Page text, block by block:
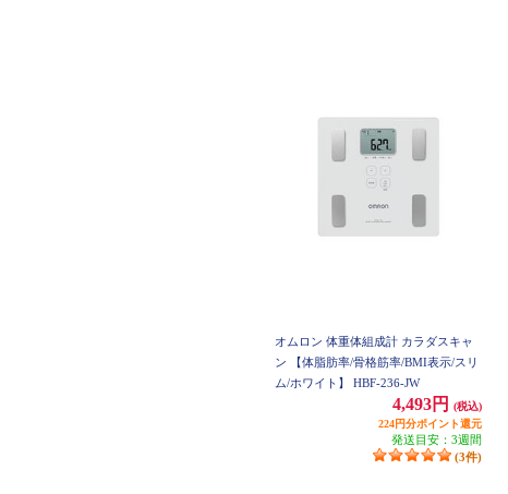
オムロン 体重体組成計 カラダスキャ
ン 【体脂肪率/骨格筋率/BMI表示/スリ
ム/ホワイト】 HBF-236-JW
4,493円
(税込)
224円分ポイント還元
発送目安：3週間
(3件)